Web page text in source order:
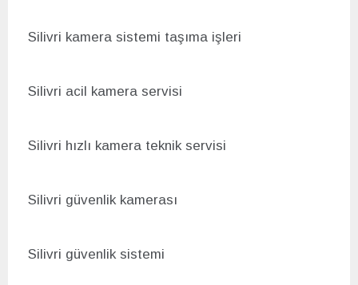
Silivri kamera sistemi taşıma işleri
Silivri acil kamera servisi
Silivri hızlı kamera teknik servisi
Silivri güvenlik kamerası
Silivri güvenlik sistemi